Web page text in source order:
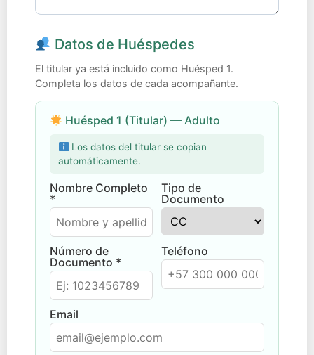
Datos de Huéspedes
El titular ya está incluido como Huésped 1.
Completa los datos de cada acompañante.
Huésped 1 (Titular) — Adulto
Los datos del titular se copian
automáticamente.
Nombre Completo
*
Tipo de
Documento
Número de
Documento *
Teléfono
Email